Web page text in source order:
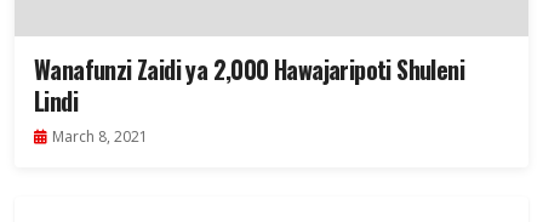
Wanafunzi Zaidi ya 2,000 Hawajaripoti Shuleni
Lindi
March 8, 2021